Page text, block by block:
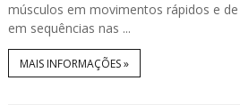
músculos em movimentos rápidos e
em sequências nas ...
MAIS INFORMAÇÕES »